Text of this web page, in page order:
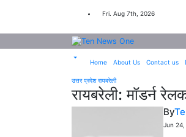
Fri. Aug 7th, 2026
Home About Us Contact us
उत्तर प्रदेशरायबरेली
रायबरेली: मॉडर्न
By
Jun